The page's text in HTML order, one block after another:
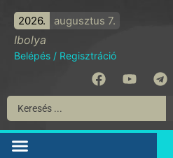
2026. augusztus 7.
Ibolya
Belépés / Regisztráció